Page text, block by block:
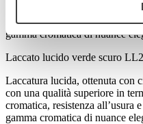
con una qualità superiore in
cromatica, resistenza
gamma cromatica di nuance
Laccato lucido verde scuro
Laccatura lucida, ottenuta con
con una qualità superiore in
cromatica, resistenza all’usura
gamma cromatica di nuance